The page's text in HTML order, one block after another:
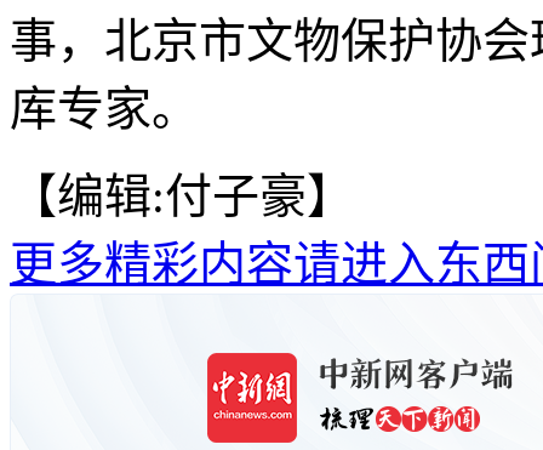
事，北京市文物保护协
库专家。
【编辑:付子豪】
更多精彩内容请进入东西